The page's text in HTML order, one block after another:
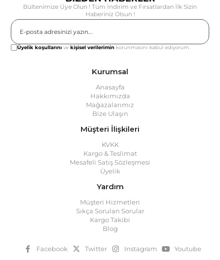
Bültenimize Üye Olun ! Tüm İndirim ve Fırsatlardan İlk Sizin
Haberiniz Olsun !
Üyelik koşullarını vekişisel verilerimin korunmasını kabul ediyorum.
Kurumsal
Anasayfa
Hakkımızda
Mağazalarımız
Bize Ulaşın
Müşteri İlişkileri
KVKK
Kargo & Teslimat
Mesafeli Satış Sözleşmesi
Üyelik
Yardım
Müşteri Hizmetleri
Sıkça Sorulan Sorular
Kargo Takibi
Blog
Facebook Twitter Instagram Youtube